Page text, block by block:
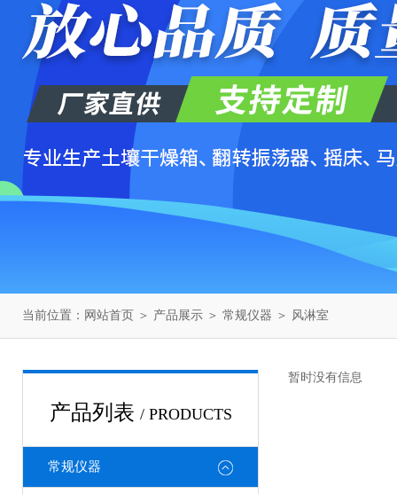
当前位置： 网站首页 ＞ 产品展示 ＞ 常规仪器 ＞ 风淋室
产品列表 / PRODUCTS
常规仪器
暂时没有信息